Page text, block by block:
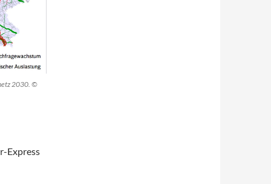
2030. ©
Express